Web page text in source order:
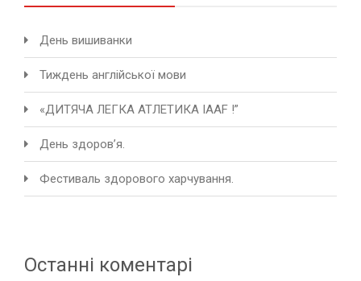
День вишиванки
Тиждень англійської мови
«ДИТЯЧА ЛЕГКА АТЛЕТИКА IAAF !”
День здоров’я.
Фестиваль здорового харчування.
Останні коментарі